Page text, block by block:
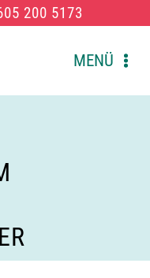
200 5173
MENÜ